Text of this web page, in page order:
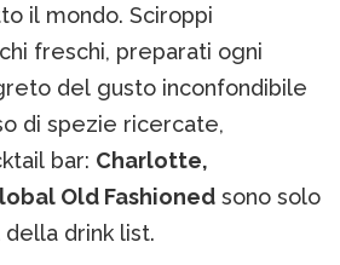
il mondo. Sciroppi
freschi, preparati ogni
del gusto inconfondibile
di spezie ricercate,
bar: Charlotte,
Old Fashioned sono solo
drink list.